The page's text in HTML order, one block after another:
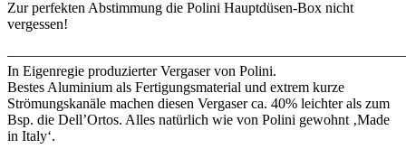
Zur perfekten Abstimmung die Polini Hauptdüsen-Box nicht
vergessen!
In Eigenregie produzierter Vergaser von Polini.
Bestes Aluminium als Fertigungsmaterial und extrem kurze
Strömungskanäle machen diesen Vergaser ca. 40% leichter als zum
Bsp. die Dell’Ortos. Alles natürlich wie von Polini gewohnt ‚Made
in Italy‘.